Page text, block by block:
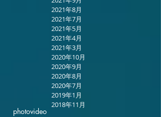
2021年8月
2021年7月
2021年5月
2021年4月
2021年3月
2020年10月
2020年9月
2020年8月
2020年7月
2019年1月
2018年11月
photovideo